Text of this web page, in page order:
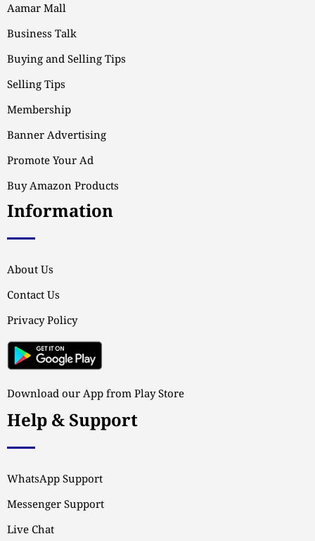
Aamar Mall
Business Talk
Buying and Selling Tips
Selling Tips
Membership
Banner Advertising
Promote Your Ad
Buy Amazon Products
Information
About Us
Contact Us
Privacy Policy
Download our App from Play Store
Help & Support
WhatsApp Support
Messenger Support
Live Chat